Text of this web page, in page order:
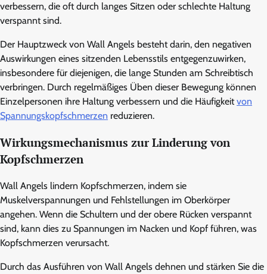
verbessern, die oft durch langes Sitzen oder schlechte Haltung
verspannt sind.
Der Hauptzweck von Wall Angels besteht darin, den negativen
Auswirkungen eines sitzenden Lebensstils entgegenzuwirken,
insbesondere für diejenigen, die lange Stunden am Schreibtisch
verbringen. Durch regelmäßiges Üben dieser Bewegung können
Einzelpersonen ihre Haltung verbessern und die Häufigkeitvon
Spannungskopfschmerzen reduzieren.
Wirkungsmechanismus zur Linderung von
Kopfschmerzen
Wall Angels lindern Kopfschmerzen, indem sie
Muskelverspannungen und Fehlstellungen im Oberkörper
angehen. Wenn die Schultern und der obere Rücken verspannt
sind, kann dies zu Spannungen im Nacken und Kopf führen, was
Kopfschmerzen verursacht.
Durch das Ausführen von Wall Angels dehnen und stärken Sie die